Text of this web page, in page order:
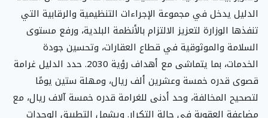
الدليل يدخل في مجموعة الإجراءات التنظيمية والرقابية التي
تنفذها الوزارة لتعزيز الالتزام بالأنظمة البلدية، ورفع مستوى
السلامة والموثوقية في قطاع العقارات، وتحسين جودة
الخدمات، بما يتماشى مع أهداف رؤية 2030. حدد الدليل غرامة
قصوى قدره خمسة وعشرين ألف ريال، ومهلة ستين يومًا
لتصحيح المخالفة، وحد أدنى للغرامة قدره خمسة آلاف ريال، مع
مضاعفة العقوبة في حالة التكرار. ويشمل التطبيق الوحدات